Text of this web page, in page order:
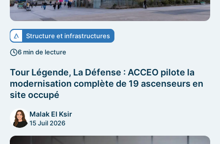
Structure et infrastructures
6 min de lecture
Tour Légende, La Défense : ACCEO pilote la
modernisation complète de 19 ascenseurs en
site occupé
Malak El Ksir
15 Juil 2026